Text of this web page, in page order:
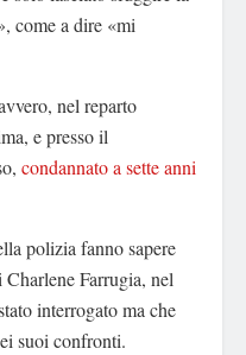
come a dire «mi
nel reparto
e presso il
condannato a sette anni
polizia fanno sapere
Charlene Farrugia, nel
interrogato ma che
suoi confronti.